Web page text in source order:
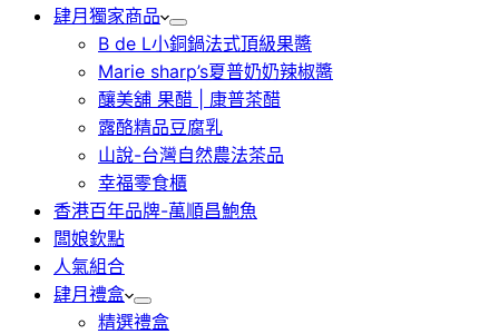
肆月獨家商品
B de L小銅鍋法式頂級果醬
Marie sharp’s夏普奶奶辣椒醬
釀美舖 果醋 | 康普茶醋
露酪精品豆腐乳
山說-台灣自然農法茶品
幸福零食櫃
香港百年品牌-萬順昌鮑魚
闆娘欽點
人氣組合
肆月禮盒
精選禮盒